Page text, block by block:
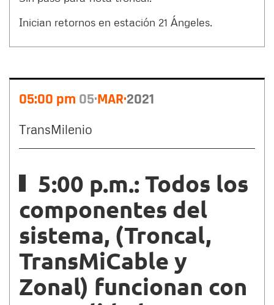
Inician retornos en estación 21 Ángeles.
05:00 pm 05 MAR 2021
TransMilenio
5:00 p.m.: Todos los
componentes del
sistema, (Troncal,
TransMiCable y
Zonal) funcionan con